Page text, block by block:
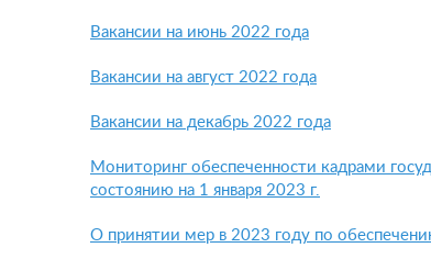
Вакансии на июнь 2022 года
Вакансии на август 2022 года
Вакансии на декабрь 2022 года
Мониторинг обеспеченности кадрами
состоянию на 1 января 2023 г.
О принятии мер в 2023 году по